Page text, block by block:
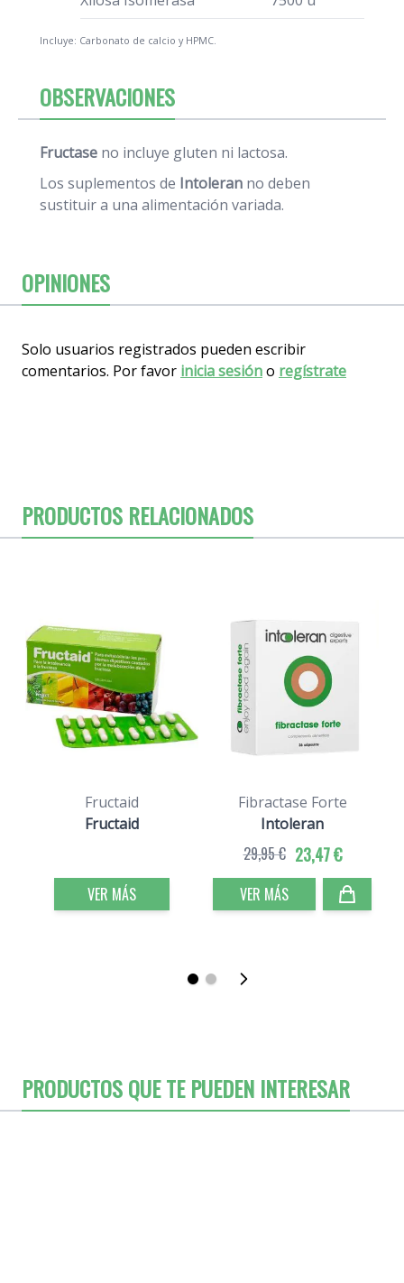
Incluye: Carbonato de calcio y HPMC.
OBSERVACIONES
Fructase no incluye gluten ni lactosa.
Los suplementos de Intoleran no deben
sustituir a una alimentación variada.
OPINIONES
Solo usuarios registrados pueden escribir
comentarios. Por favor inicia sesióno regístrate
PRODUCTOS RELACIONADOS
Fructaid
Fructaid
VER MÁS
Fibractase Forte
Intoleran
23,47 €
29,95 €
VER MÁS
PRODUCTOS QUE TE PUEDEN INTERESAR